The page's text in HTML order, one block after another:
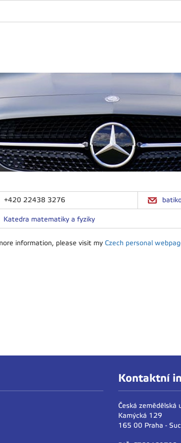
+420 22438 3276
Katedra matematiky a fyziky
information, please visit my Czech personal
Kontaktní
Česká zemědělská
Kamýcká 129
165 00 Praha -